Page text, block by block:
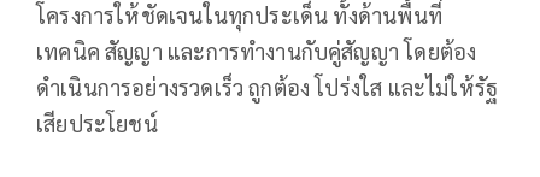
โครงการให้ชัดเจนในทุกประเด็น ทั้งด้านพื้นที่
เทคนิค สัญญา และการทำงานกับคู่สัญญา โดยต้อง
ดำเนินการอย่างรวดเร็ว ถูกต้อง โปร่งใส และไม่ให้รัฐ
เสียประโยชน์